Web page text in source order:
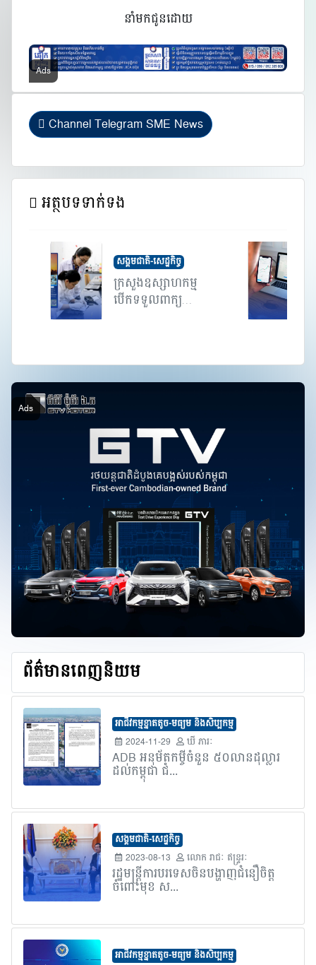
នាំមកជូនដោយ
Channel Telegram SME News
អត្ថបទទាក់ទង
សង្គមជាតិ-សេដ្ឋកិច្ច
ក្រសួងឧស្សាហកម្ម
បើកទទួលពាក្យ
ព័ត៌មានពេញនិយម
អាជីវកម្មខ្នាតតូច-មធ្យម និងសិប្បកម្ម
2024-11-29
ឃី ភារៈ
ADB អនុម័តកម្ចីចំនួន ៥០លានដុល្លារ
ដល់កម្ពុជា ជំ...
សង្គមជាតិ-សេដ្ឋកិច្ច
2023-08-13
លោក​ រាជៈ ឥន្រ្ទរៈ
រដ្ឋមន្រ្តីការបរទេសចិនបង្ហាញជំនឿចិត្ត
ចំពោះមុខ ស...
អាជីវកម្មខ្នាតតូច-មធ្យម និងសិប្បកម្ម